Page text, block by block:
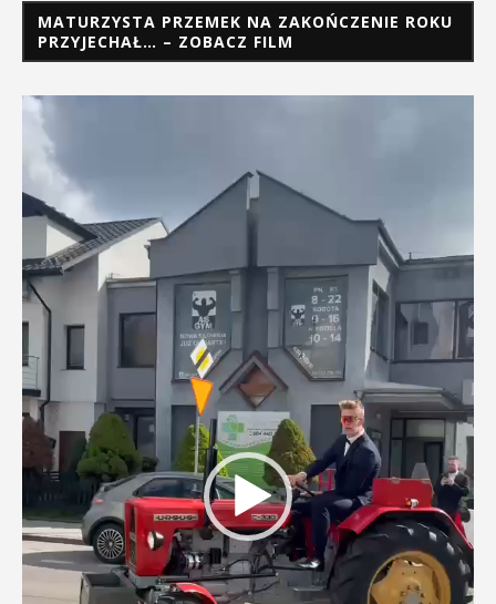
MATURZYSTA PRZEMEK NA ZAKOŃCZENIE ROKU
PRZYJECHAŁ… – ZOBACZ FILM
Odtwarzacz